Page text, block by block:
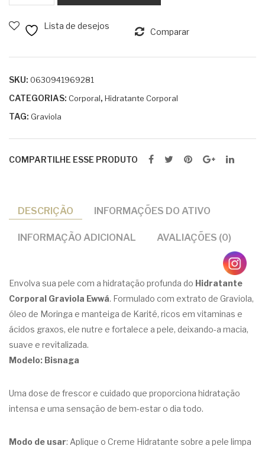
60g
Lista de desejos
Comparar
SKU: 0630941969281
CATEGORIAS: Corporal, Hidratante Corporal
TAG: Graviola
COMPARTILHE ESSE PRODUTO
DESCRIÇÃO INFORMAÇÕES DO ATIVO
INFORMAÇÃO ADICIONAL AVALIAÇÕES (0)
Envolva sua pele com a hidratação profunda do Hidratante
Corporal Graviola Ewwá. Formulado com extrato de Graviola,
óleo de Moringa e manteiga de Karité, ricos em vitaminas e
ácidos graxos, ele nutre e fortalece a pele, deixando-a macia,
suave e revitalizada.
Modelo: Bisnaga
Uma dose de frescor e cuidado que proporciona hidratação
intensa e uma sensação de bem-estar o dia todo.
Modo de usar: Aplique o Creme Hidratante sobre a pele limpa